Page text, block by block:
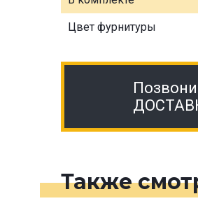
Цвет фурнитуры
Также